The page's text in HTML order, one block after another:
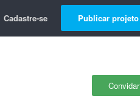
Cadastre-se Publicar projeto
Convidar